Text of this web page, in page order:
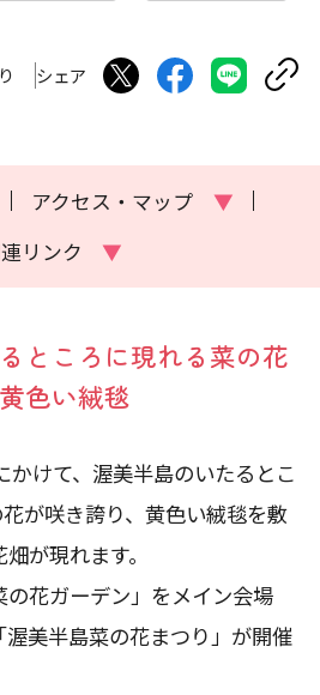
シェア
アクセス・マップ
▼
リンク
▼
ところに現れる菜の花
色い絨毯
かけて、渥美半島のいたるとこ
が咲き誇り、黄色い絨毯を敷
が現れます。
花ガーデン」をメイン会場
美半島菜の花まつり」が開催